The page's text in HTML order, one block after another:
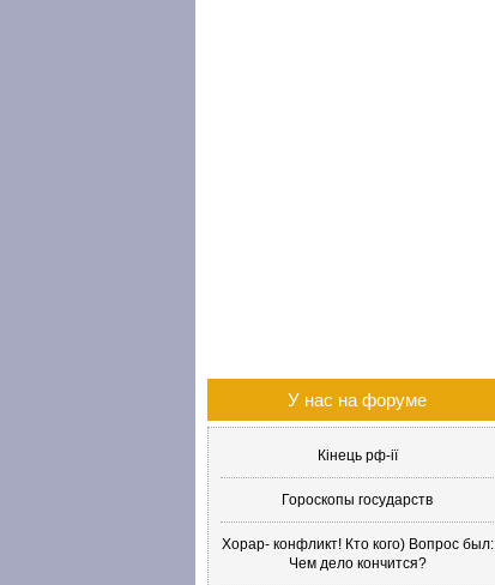
У нас на форуме
Кінець рф-ії
Гороскопы государств
Хорар- конфликт! Кто кого) Вопрос был:
Чем дело кончится?